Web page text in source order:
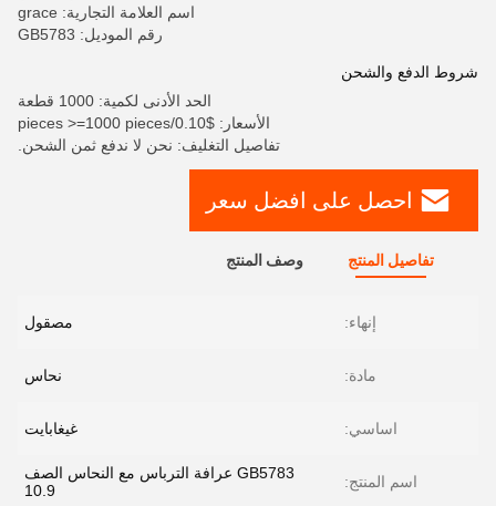
اسم العلامة التجارية: grace
رقم الموديل: GB5783
شروط الدفع والشحن
الحد الأدنى لكمية: 1000 قطعة
الأسعار: $0.10/pieces >=1000 pieces
تفاصيل التغليف: نحن لا ندفع ثمن الشحن.
احصل على افضل سعر
تفاصيل المنتج وصف المنتج
إنهاء: مصقول
مادة: نحاس
اساسي: غيغابايت
اسم المنتج:
GB5783 عرافة الترباس مع النحاس الصف
10.9